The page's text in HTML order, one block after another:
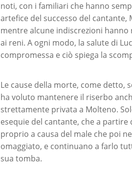
noti, con i familiari che hanno
artefice del successo del
mentre alcune indiscrezioni
ai reni. A ogni modo, la salute di
compromessa e ciò spiega la
Le cause della morte, come detto,
ha voluto mantenere il riserbo
strettamente privata a Molteno.
esequie del cantante, che a partire
proprio a causa del male che poi
omaggiato, e continuano a farlo
sua tomba.